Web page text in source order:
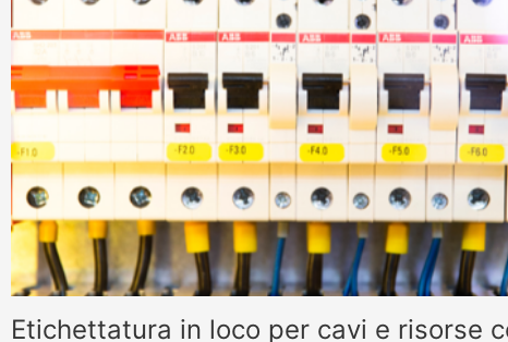
Etichettatura in loco per cavi e risorse